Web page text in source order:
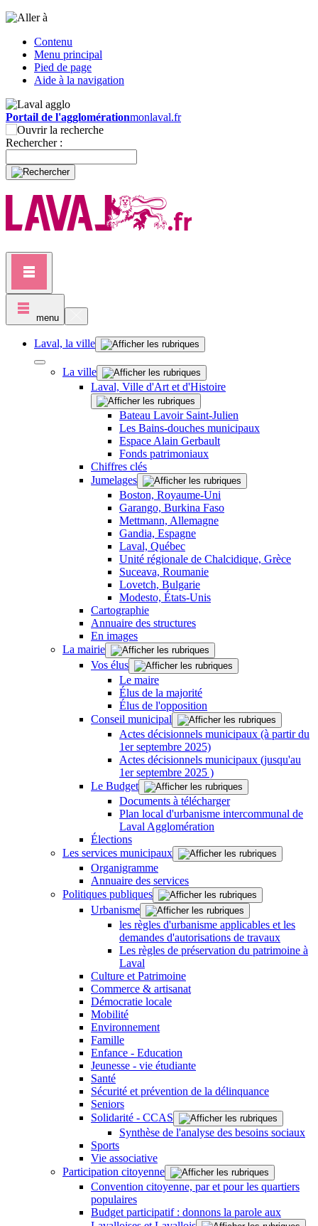
Contenu
Menu principal
Pied de page
Aide à la navigation
Portail de l'agglomérationmonlaval.fr
Rechercher :
menu
Laval, la ville
La ville
Laval, Ville d'Art et d'Histoire
Bateau Lavoir Saint-Julien
Les Bains-douches municipaux
Espace Alain Gerbault
Fonds patrimoniaux
Chiffres clés
Jumelages
Boston, Royaume-Uni
Garango, Burkina Faso
Mettmann, Allemagne
Gandia, Espagne
Laval, Québec
Unité régionale de Chalcidique, Grèce
Suceava, Roumanie
Lovetch, Bulgarie
Modesto, États-Unis
Cartographie
Annuaire des structures
En images
La mairie
Vos élus
Le maire
Élus de la majorité
Élus de l'opposition
Conseil municipal
Actes décisionnels municipaux (à partir du
1er septembre 2025)
Actes décisionnels municipaux (jusqu'au
1er septembre 2025 )
Le Budget
Documents à télécharger
Plan local d'urbanisme intercommunal de
Laval Agglomération
Élections
Les services municipaux
Organigramme
Annuaire des services
Politiques publiques
Urbanisme
les règles d'urbanisme applicables et les
demandes d'autorisations de travaux
Les règles de préservation du patrimoine à
Laval
Culture et Patrimoine
Commerce & artisanat
Démocratie locale
Mobilité
Environnement
Famille
Enfance - Education
Jeunesse - vie étudiante
Santé
Sécurité et prévention de la délinquance
Seniors
Solidarité - CCAS
Synthèse de l'analyse des besoins sociaux
Sports
Vie associative
Participation citoyenne
Convention citoyenne, par et pour les quartiers
populaires
Budget participatif : donnons la parole aux